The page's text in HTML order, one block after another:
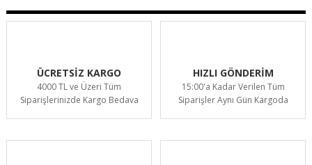
ÜCRETSİZ KARGO
4000 TL ve Üzeri Tüm
Siparişlerinizde Kargo Bedava
HIZLI GÖNDERİM
15:00'a Kadar Verilen Tüm
Siparişler Aynı Gün Kargoda